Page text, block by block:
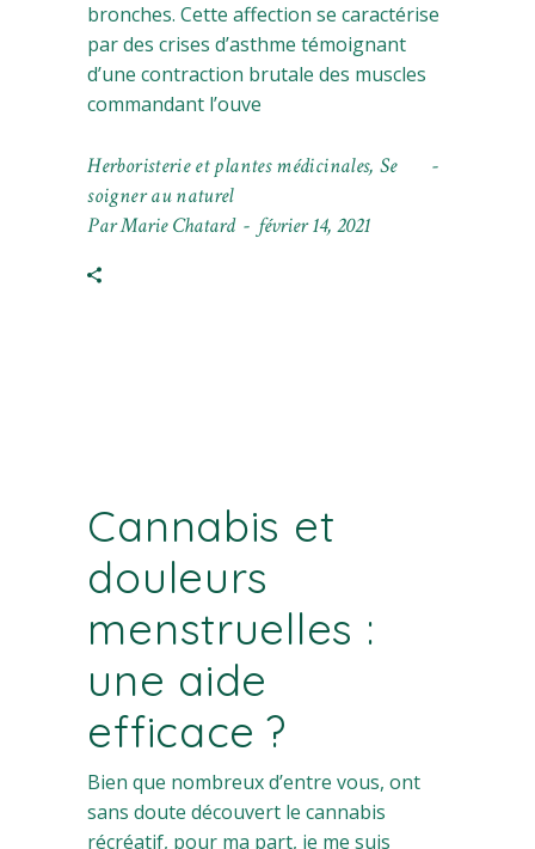
bronches. Cette affection se caractérise
par des crises d’asthme témoignant
d’une contraction brutale des muscles
commandant l’ouve
Herboristerie et plantes médicinales, Se
soigner au naturel
ParMarie Chatard février 14, 2021
Cannabis et
douleurs
menstruelles :
une aide
efficace ?
Bien que nombreux d’entre vous, ont
sans doute découvert le cannabis
récréatif, pour ma part, je me suis